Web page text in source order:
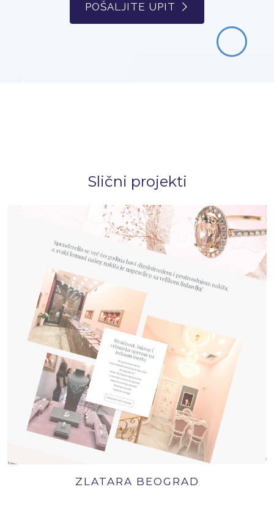
POŠALJITE UPIT
Slični projekti
ZLATARA BEOGRAD